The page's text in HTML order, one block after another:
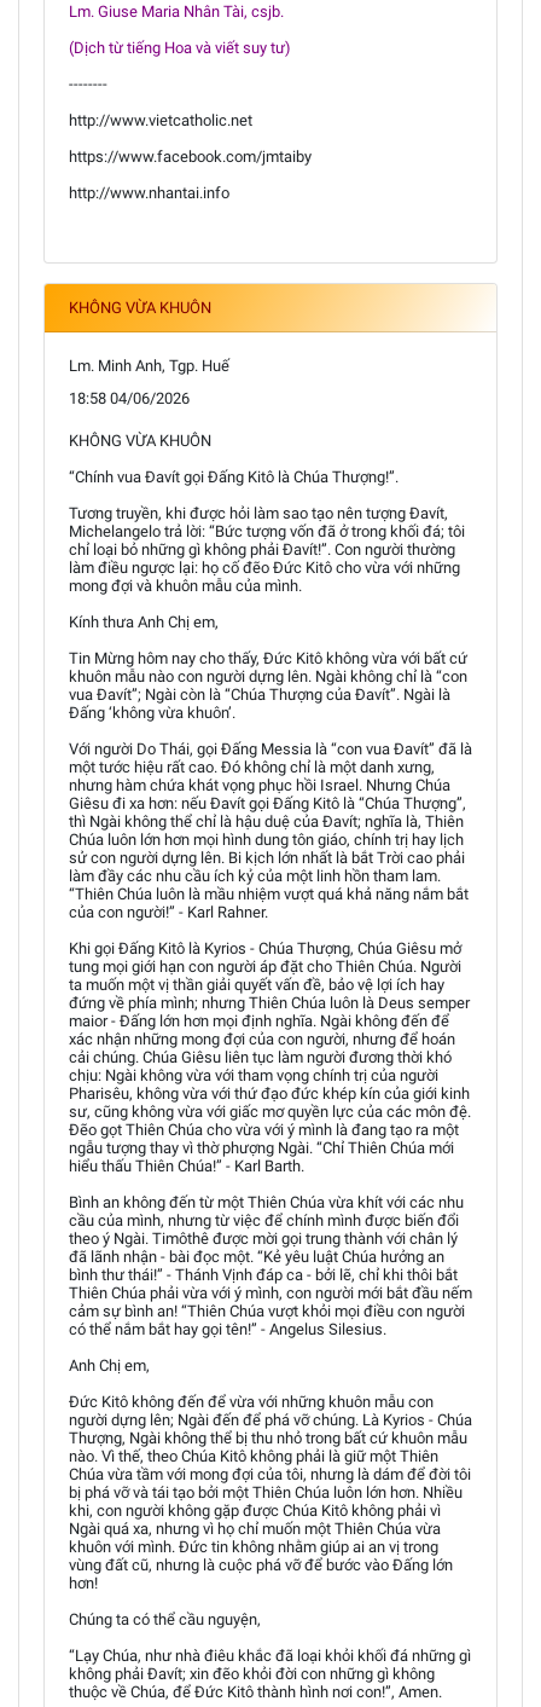
Lm. Giuse Maria Nhân Tài, csjb.
(Dịch từ tiếng Hoa và viết suy tư)
--------
http://www.vietcatholic.net
https://www.facebook.com/jmtaiby
http://www.nhantai.info
KHÔNG VỪA KHUÔN
Lm. Minh Anh, Tgp. Huế
18:58 04/06/2026
KHÔNG VỪA KHUÔN
“Chính vua Đavít gọi Đấng Kitô là Chúa Thượng!”.
Tương truyền, khi được hỏi làm sao tạo nên tượng Đavít,
Michelangelo trả lời: “Bức tượng vốn đã ở trong khối đá; tôi
chỉ loại bỏ những gì không phải Đavít!”. Con người thường
làm điều ngược lại: họ cố đẽo Đức Kitô cho vừa với những
mong đợi và khuôn mẫu của mình.
Kính thưa Anh Chị em,
Tin Mừng hôm nay cho thấy, Đức Kitô không vừa với bất cứ
khuôn mẫu nào con người dựng lên. Ngài không chỉ là “con
vua Đavít”; Ngài còn là “Chúa Thượng của Đavít”. Ngài là
Đấng ‘không vừa khuôn’.
Với người Do Thái, gọi Đấng Messia là “con vua Đavít” đã là
một tước hiệu rất cao. Đó không chỉ là một danh xưng,
nhưng hàm chứa khát vọng phục hồi Israel. Nhưng Chúa
Giêsu đi xa hơn: nếu Đavít gọi Đấng Kitô là “Chúa Thượng”,
thì Ngài không thể chỉ là hậu duệ của Đavít; nghĩa là, Thiên
Chúa luôn lớn hơn mọi hình dung tôn giáo, chính trị hay lịch
sử con người dựng lên. Bi kịch lớn nhất là bắt Trời cao phải
làm đầy các nhu cầu ích kỷ của một linh hồn tham lam.
“Thiên Chúa luôn là mầu nhiệm vượt quá khả năng nắm bắt
của con người!” - Karl Rahner.
Khi gọi Đấng Kitô là Kyrios - Chúa Thượng, Chúa Giêsu mở
tung mọi giới hạn con người áp đặt cho Thiên Chúa. Người
ta muốn một vị thần giải quyết vấn đề, bảo vệ lợi ích hay
đứng về phía mình; nhưng Thiên Chúa luôn là Deus semper
maior - Đấng lớn hơn mọi định nghĩa. Ngài không đến để
xác nhận những mong đợi của con người, nhưng để hoán
cải chúng. Chúa Giêsu liên tục làm người đương thời khó
chịu: Ngài không vừa với tham vọng chính trị của người
Pharisêu, không vừa với thứ đạo đức khép kín của giới kinh
sư, cũng không vừa với giấc mơ quyền lực của các môn đệ.
Đẽo gọt Thiên Chúa cho vừa với ý mình là đang tạo ra một
ngẫu tượng thay vì thờ phượng Ngài. “Chỉ Thiên Chúa mới
hiểu thấu Thiên Chúa!” - Karl Barth.
Bình an không đến từ một Thiên Chúa vừa khít với các nhu
cầu của mình, nhưng từ việc để chính mình được biến đổi
theo ý Ngài. Timôthê được mời gọi trung thành với chân lý
đã lãnh nhận - bài đọc một. “Kẻ yêu luật Chúa hưởng an
bình thư thái!” - Thánh Vịnh đáp ca - bởi lẽ, chỉ khi thôi bắt
Thiên Chúa phải vừa với ý mình, con người mới bắt đầu nếm
cảm sự bình an! “Thiên Chúa vượt khỏi mọi điều con người
có thể nắm bắt hay gọi tên!” - Angelus Silesius.
Anh Chị em,
Đức Kitô không đến để vừa với những khuôn mẫu con
người dựng lên; Ngài đến để phá vỡ chúng. Là Kyrios - Chúa
Thượng, Ngài không thể bị thu nhỏ trong bất cứ khuôn mẫu
nào. Vì thế, theo Chúa Kitô không phải là giữ một Thiên
Chúa vừa tầm với mong đợi của tôi, nhưng là dám để đời tôi
bị phá vỡ và tái tạo bởi một Thiên Chúa luôn lớn hơn. Nhiều
khi, con người không gặp được Chúa Kitô không phải vì
Ngài quá xa, nhưng vì họ chỉ muốn một Thiên Chúa vừa
khuôn với mình. Đức tin không nhằm giúp ai an vị trong
vùng đất cũ, nhưng là cuộc phá vỡ để bước vào Đấng lớn
hơn!
Chúng ta có thể cầu nguyện,
“Lạy Chúa, như nhà điêu khắc đã loại khỏi khối đá những gì
không phải Đavít; xin đẽo khỏi đời con những gì không
thuộc về Chúa, để Đức Kitô thành hình nơi con!”, Amen.